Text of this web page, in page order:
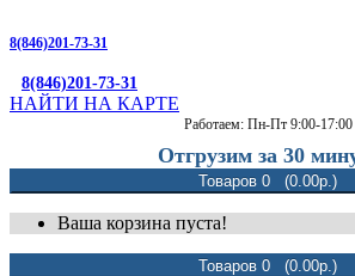
8(846)201-73-31
8(846)201-73-31
НАЙТИ НА КАРТЕ
Работаем: Пн-Пт 9:00-17:00
Отгрузим за 30
Товаров 0 (0.00р.)
Ваша корзина пуста!
Товаров 0 (0.00р.)